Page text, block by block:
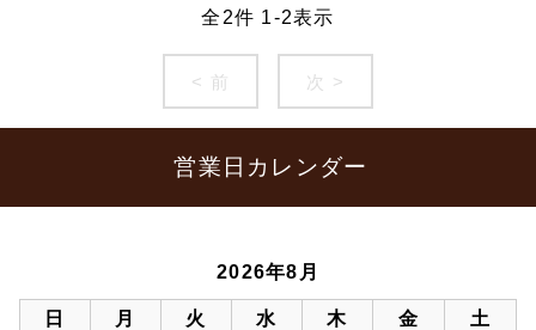
韓民国産。
全 2件 1-2表示
< 前 次 >
営業日カレンダー
2026年8月
日 月 火 水 木 金 土